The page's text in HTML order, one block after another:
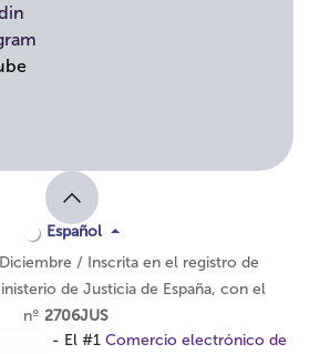
/ Inscrita en el registro de
de Justicia de España, con el
nº 2706JUS
Español
- El #1Comercio electrónico de